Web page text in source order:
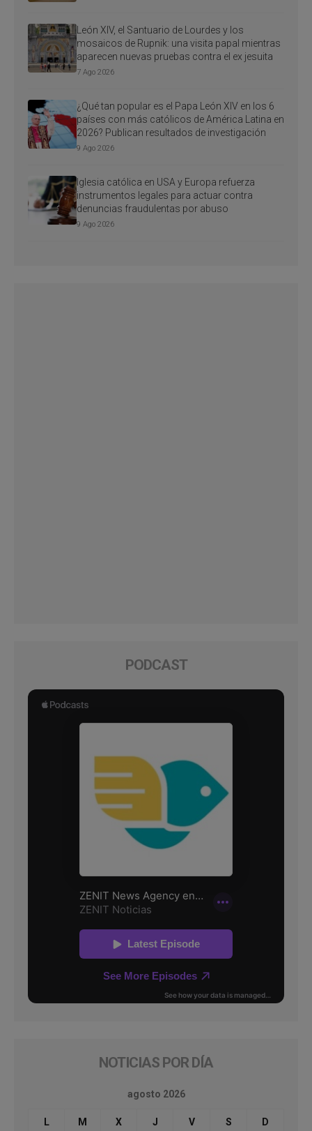
León XIV, el Santuario de Lourdes y los
mosaicos de Rupnik: una visita papal mientras
aparecen nuevas pruebas contra el ex jesuita
7 Ago 2026
¿Qué tan popular es el Papa León XIV en los 6
países con más católicos de América Latina en
2026? Publican resultados de investigación
9 Ago 2026
Iglesia católica en USA y Europa refuerza
instrumentos legales para actuar contra
denuncias fraudulentas por abuso
9 Ago 2026
PODCAST
NOTICIAS POR DÍA
agosto 2026
L M X J V S D